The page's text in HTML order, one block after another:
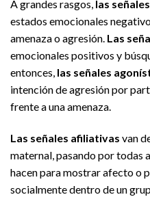
A grandes rasgos, las
estados emocionales
amenaza o agresión. Las
emocionales positivos y
entonces, las señales
intención de agresión por
frente a una amenaza.
Las señales afiliativas van
maternal, pasando por todas
hacen para mostrar afecto o
socialmente dentro de un